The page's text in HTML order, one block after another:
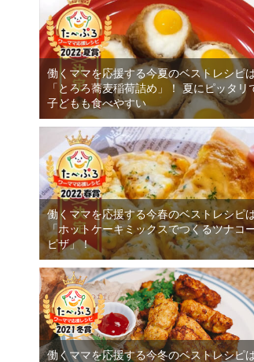
働くママを応援する今夏のベストレシピ
「とろろ蕎麦稲荷詰め」！ 夏にピッタリ
子どもも食べやすい
働くママを応援する今春のベストレシピ
「ホットケーキミックスでつくるツナコ
ピザ」！
働くママを応援する今冬のベストレシピ